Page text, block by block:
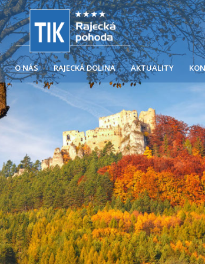
O NÁS RAJECKÁ DOLINA AKTUALITY